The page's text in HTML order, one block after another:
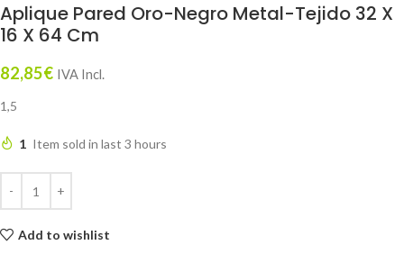
Aplique Pared Oro-Negro Metal-Tejido 32 X
16 X 64 Cm
82,85€ IVA Incl.
1,5
1 Item sold in last 3 hours
Add to wishlist